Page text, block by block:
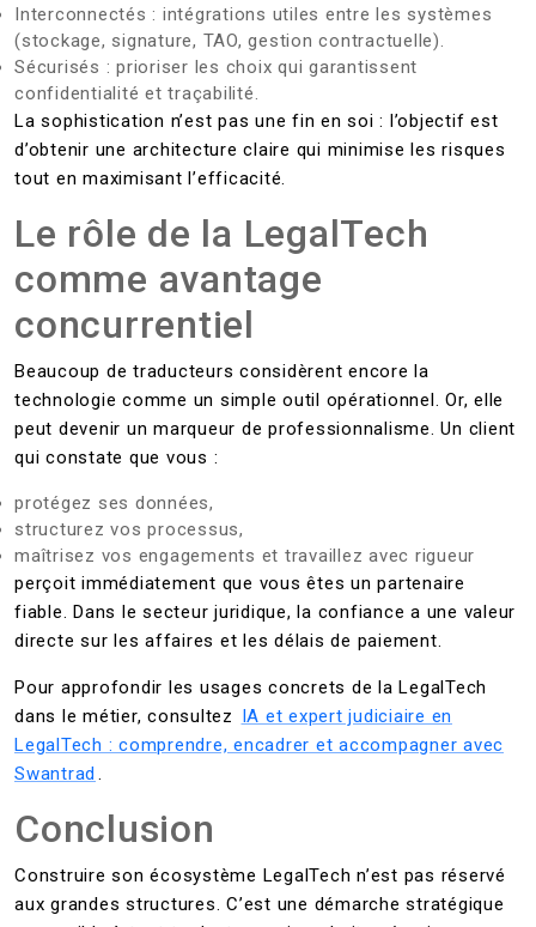
Interconnectés : intégrations utiles entre les systèmes
(stockage, signature, TAO, gestion contractuelle).
Sécurisés : prioriser les choix qui garantissent
confidentialité et traçabilité.
La sophistication n’est pas une fin en soi : l’objectif est
d’obtenir une architecture claire qui minimise les risques
tout en maximisant l’efficacité.
Le rôle de la LegalTech
comme avantage
concurrentiel
Beaucoup de traducteurs considèrent encore la
technologie comme un simple outil opérationnel. Or, elle
peut devenir un marqueur de professionnalisme. Un client
qui constate que vous :
protégez ses données,
structurez vos processus,
maîtrisez vos engagements et travaillez avec rigueur
perçoit immédiatement que vous êtes un partenaire
fiable. Dans le secteur juridique, la confiance a une valeur
directe sur les affaires et les délais de paiement.
Pour approfondir les usages concrets de la LegalTech
dans le métier, consultez IA et expert judiciaire en
LegalTech : comprendre, encadrer et accompagner avec
Swantrad .
Conclusion
Construire son écosystème LegalTech n’est pas réservé
aux grandes structures. C’est une démarche stratégique